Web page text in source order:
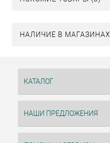
НАЛИЧИЕ В МАГАЗИНАХ
КАТАЛОГ
НАШИ ПРЕДЛОЖЕНИЯ